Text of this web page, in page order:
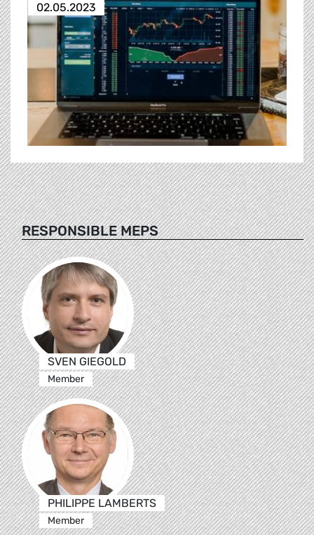
02.05.2023
RESPONSIBLE MEPS
SVEN GIEGOLD
Member
PHILIPPE LAMBERTS
Member